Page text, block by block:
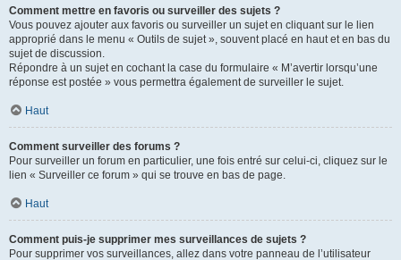
Comment mettre en favoris ou surveiller des sujets ?
Vous pouvez ajouter aux favoris ou surveiller un sujet en cliquant sur le lien
approprié dans le menu « Outils de sujet », souvent placé en haut et en bas du
sujet de discussion.
Répondre à un sujet en cochant la case du formulaire « M’avertir lorsqu’une
réponse est postée » vous permettra également de surveiller le sujet.
Haut
Comment surveiller des forums ?
Pour surveiller un forum en particulier, une fois entré sur celui-ci, cliquez sur le
lien « Surveiller ce forum » qui se trouve en bas de page.
Haut
Comment puis-je supprimer mes surveillances de sujets ?
Pour supprimer vos surveillances, allez dans votre panneau de l’utilisateur